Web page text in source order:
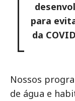
para
da
Nossos
de água e